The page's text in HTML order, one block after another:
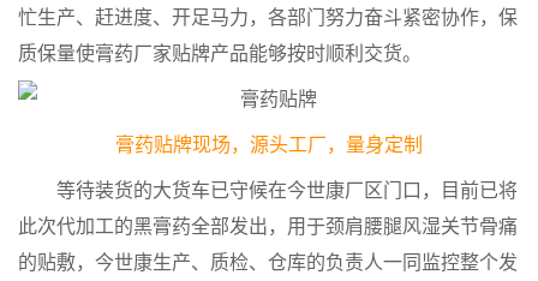
忙生产、赶进度、开足马力，各部门努力奋斗紧密协作，保
质保量使膏药厂家贴牌产品能够按时顺利交货。
膏药贴牌现场，源头工厂，量身定制
等待装货的大货车已守候在今世康厂区门口，目前已将
此次代加工的黑膏药全部发出，用于颈肩腰腿风湿关节骨痛
的贴敷，今世康生产、质检、仓库的负责人一同监控整个发